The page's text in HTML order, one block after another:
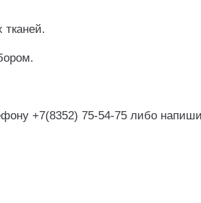
тканей.
+7(8352) 75-54-75 либо